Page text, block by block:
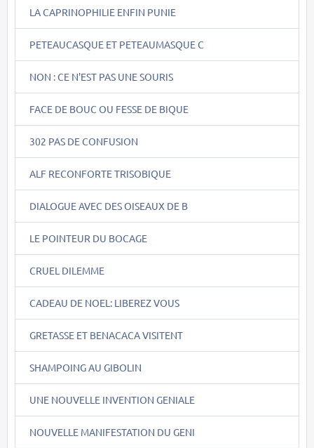
LA CAPRINOPHILIE ENFIN PUNIE
PETEAUCASQUE ET PETEAUMASQUE C
NON : CE N'EST PAS UNE SOURIS
FACE DE BOUC OU FESSE DE BIQUE
302 PAS DE CONFUSION
ALF RECONFORTE TRISOBIQUE
DIALOGUE AVEC DES OISEAUX DE B
LE POINTEUR DU BOCAGE
CRUEL DILEMME
CADEAU DE NOEL: LIBEREZ VOUS
GRETASSE ET BENACACA VISITENT
SHAMPOING AU GIBOLIN
UNE NOUVELLE INVENTION GENIALE
NOUVELLE MANIFESTATION DU GENI